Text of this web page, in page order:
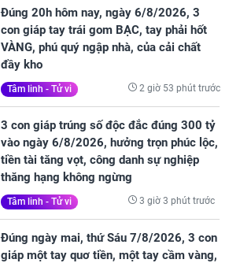
Đúng 20h hôm nay, ngày 6/8/2026, 3
con giáp tay trái gom BẠC, tay phải hốt
VÀNG, phú quý ngập nhà, của cải chất
đầy kho
Tâm linh - Tử vi 2 giờ 53 phút trước
3 con giáp trúng số độc đắc đúng 300 tỷ
vào ngày 6/8/2026, hưởng trọn phúc lộc,
tiền tài tăng vọt, công danh sự nghiệp
thăng hạng không ngừng
Tâm linh - Tử vi 3 giờ 3 phút trước
Đúng ngày mai, thứ Sáu 7/8/2026, 3 con
giáp một tay quơ tiền, một tay cầm vàng,